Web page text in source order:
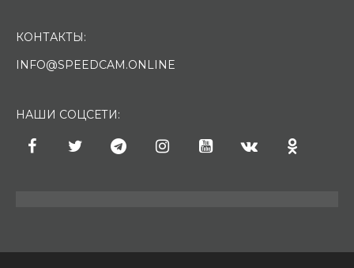
КОНТАКТЫ:
INFO@SPEEDCAM.ONLINE
НАШИ СОЦСЕТИ: